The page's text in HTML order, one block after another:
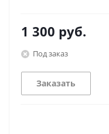
1 300 руб.
Под заказ
Заказать